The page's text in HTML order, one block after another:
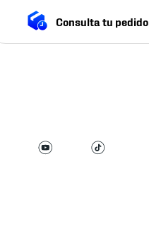
Consulta tu pedido